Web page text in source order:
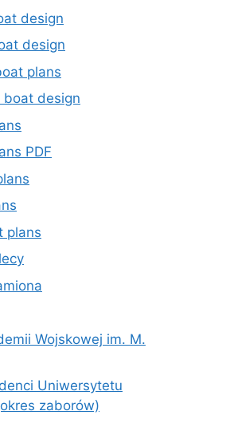
design
design
plans
design
PDF
plans
Wojskowej im. M.
Uniwersytetu
zaborów)